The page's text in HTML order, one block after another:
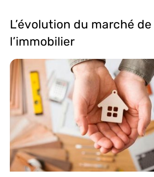
L’évolution du marché de
l’immobilier